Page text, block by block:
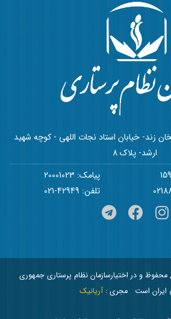
زند- خیابان استاد نجات اللهی - کوچه شهید
ارشد- پلاک 8
پیامک: 20001023
تلفن: 42949-021
و در اختیارسازمان نظام پرستاری جمهوری
ایران است
مجری :آریانیک